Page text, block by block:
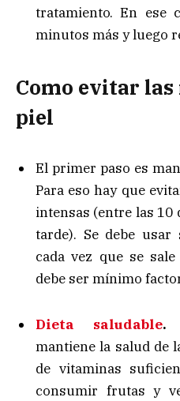
tratamiento. En ese
minutos más y luego
Como evitar las
piel
El primer paso es
Para eso hay que
intensas (entre las 10
tarde). Se debe usar
cada vez que se
debe ser mínimo
Dieta saludable.
mantiene la salud de
de vitaminas
consumir frutas y